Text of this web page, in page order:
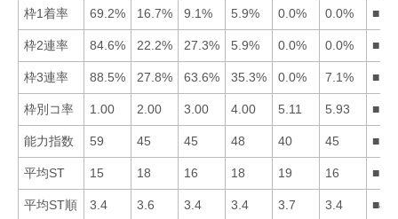
枠1着率 69.2% 16.7% 9.1% 5.9% 0.0% 0.0%
枠2連率 84.6% 22.2% 27.3% 5.9% 0.0% 0.0%
枠3連率 88.5% 27.8% 63.6% 35.3% 0.0% 7.1%
枠別コ率 1.00 2.00 3.00 4.00 5.11 5.93
能力指数 59 45 45 48 40 45
平均ST 15 18 16 18 19 16
平均ST順 3.4 3.6 3.4 3.4 3.7 3.4